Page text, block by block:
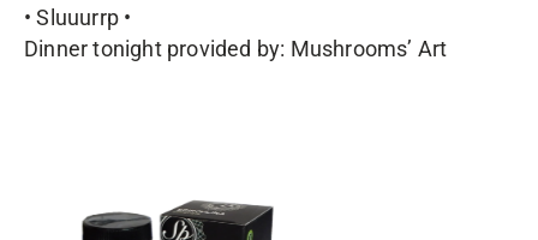
• Sluuurrp •
Dinner tonight provided by: Mushrooms’ Art